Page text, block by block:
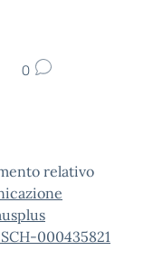
0
relativo
000435821